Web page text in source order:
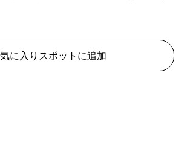
に入りスポットに追加